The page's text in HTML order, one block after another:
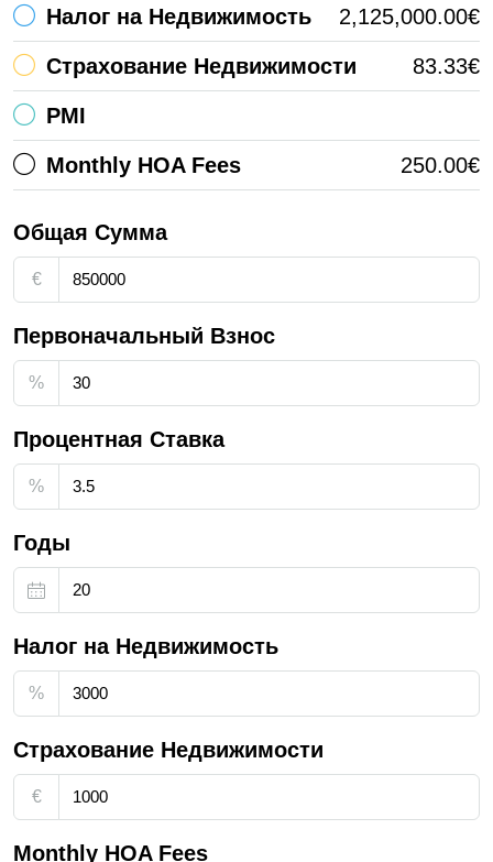
Налог на Недвижимость 2,125,000.00€
Страхование Недвижимости 83.33€
PMI
Monthly HOA Fees 250.00€
Общая Сумма
€
Первоначальный Взнос
%
Процентная Ставка
%
Годы
Налог на Недвижимость
%
Страхование Недвижимости
€
Monthly HOA Fees